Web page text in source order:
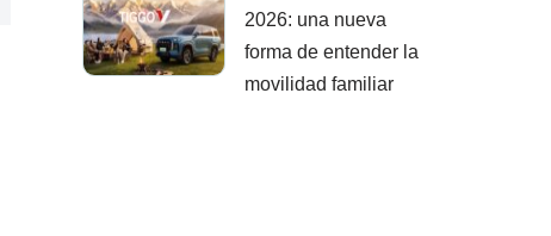
2026: una nueva
forma de entender la
movilidad familiar